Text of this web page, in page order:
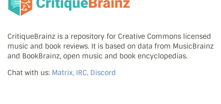
CritiqueBrainz is a repository for Creative Commons licensed
music and book reviews. It is based on data from MusicBrainz
and BookBrainz, open music and book encyclopedias.
Chat with us: Matrix, IRC, Discord